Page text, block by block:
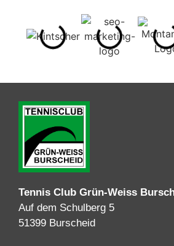
Tennis Club Grün-Weiss
Auf dem Schulberg 5
51399 Burscheid